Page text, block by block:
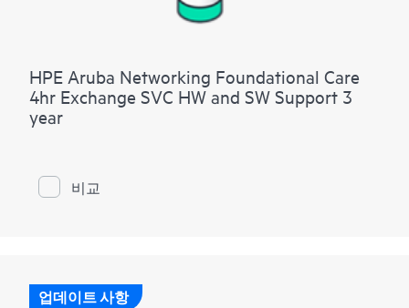
HPE Aruba Networking Foundational Care
4hr Exchange SVC HW and SW Support 3
year
비교
업데이트 사항